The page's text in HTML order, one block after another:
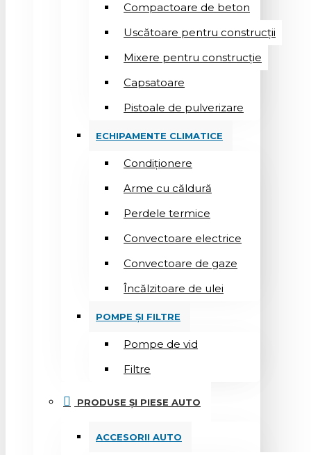
Compactoare de beton
Uscătoare pentru construcții
Mixere pentru construcție
Capsatoare
Pistoale de pulverizare
ECHIPAMENTE CLIMATICE
Condiționere
Arme cu căldură
Perdele termice
Convectoare electrice
Convectoare de gaze
Încălzitoare de ulei
POMPE ȘI FILTRE
Pompe de vid
Filtre
PRODUSE ȘI PIESE AUTO
ACCESORII AUTO